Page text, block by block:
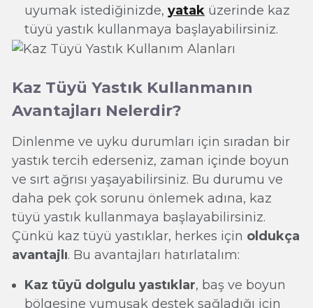
uyumak istediğinizde, yatak üzerinde kaz
tüyü yastık kullanmaya başlayabilirsiniz.
Kaz Tüyü Yastık Kullanmanın
Avantajları Nelerdir?
Dinlenme ve uyku durumları için sıradan bir
yastık tercih ederseniz, zaman içinde boyun
ve sırt ağrısı yaşayabilirsiniz. Bu durumu ve
daha pek çok sorunu önlemek adına, kaz
tüyü yastık kullanmaya başlayabilirsiniz.
Çünkü kaz tüyü yastıklar, herkes için oldukça
avantajlı. Bu avantajları hatırlatalım:
Kaz tüyü dolgulu yastıklar, baş ve boyun
bölgesine yumuşak destek sağladığı için